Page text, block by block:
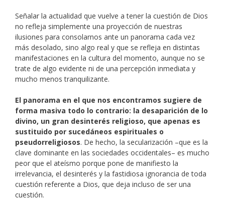
Señalar la actualidad que vuelve a tener la cuestión de Dios
no refleja simplemente una proyección de nuestras
ilusiones para consolarnos ante un panorama cada vez
más desolado, sino algo real y que se refleja en distintas
manifestaciones en la cultura del momento, aunque no se
trate de algo evidente ni de una percepción inmediata y
mucho menos tranquilizante.
El panorama en el que nos encontramos sugiere de
forma masiva todo lo contrario: la desaparición de lo
divino, un gran desinterés religioso, que apenas es
sustituido por sucedáneos espirituales o
pseudorreligiosos. De hecho, la secularización –que es la
clave dominante en las sociedades occidentales– es mucho
peor que el ateísmo porque pone de manifiesto la
irrelevancia, el desinterés y la fastidiosa ignorancia de toda
cuestión referente a Dios, que deja incluso de ser una
cuestión.